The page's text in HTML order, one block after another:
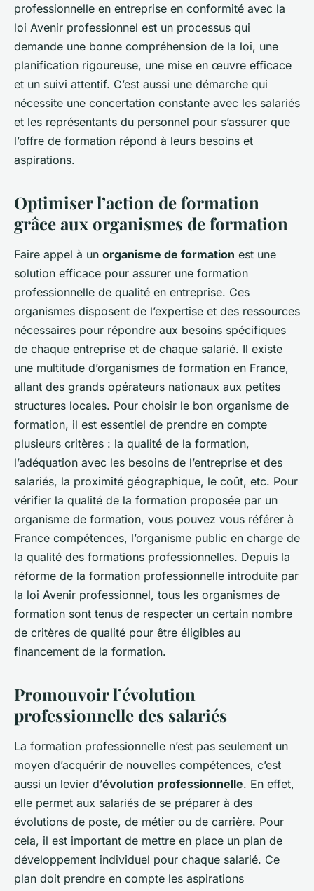
professionnelle en entreprise en conformité avec la
loi Avenir professionnel est un processus qui
demande une bonne compréhension de la loi, une
planification rigoureuse, une mise en œuvre efficace
et un suivi attentif. C’est aussi une démarche qui
nécessite une concertation constante avec les salariés
et les représentants du personnel pour s’assurer que
l’offre de formation répond à leurs besoins et
aspirations.
Optimiser l’action de formation
grâce aux organismes de formation
Faire appel à un organisme de formation est une
solution efficace pour assurer une formation
professionnelle de qualité en entreprise. Ces
organismes disposent de l’expertise et des ressources
nécessaires pour répondre aux besoins spécifiques
de chaque entreprise et de chaque salarié. Il existe
une multitude d’organismes de formation en France,
allant des grands opérateurs nationaux aux petites
structures locales. Pour choisir le bon organisme de
formation, il est essentiel de prendre en compte
plusieurs critères : la qualité de la formation,
l’adéquation avec les besoins de l’entreprise et des
salariés, la proximité géographique, le coût, etc. Pour
vérifier la qualité de la formation proposée par un
organisme de formation, vous pouvez vous référer à
France compétences, l’organisme public en charge de
la qualité des formations professionnelles. Depuis la
réforme de la formation professionnelle introduite par
la loi Avenir professionnel, tous les organismes de
formation sont tenus de respecter un certain nombre
de critères de qualité pour être éligibles au
financement de la formation.
Promouvoir l’évolution
professionnelle des salariés
La formation professionnelle n’est pas seulement un
moyen d’acquérir de nouvelles compétences, c’est
aussi un levier d’évolution professionnelle. En effet,
elle permet aux salariés de se préparer à des
évolutions de poste, de métier ou de carrière. Pour
cela, il est important de mettre en place un plan de
développement individuel pour chaque salarié. Ce
plan doit prendre en compte les aspirations